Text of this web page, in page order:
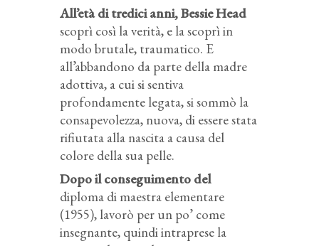
All’età di tredici anni, Bessie Head
scoprì così la verità, e la scoprì in
modo brutale, traumatico. E
all’abbandono da parte della madre
adottiva, a cui si sentiva
profondamente legata, si sommò la
consapevolezza, nuova, di essere stata
rifiutata alla nascita a causa del
colore della sua pelle.
Dopo il conseguimento del
diploma di maestra elementare
(1955), lavorò per un po’ come
insegnante, quindi intraprese la